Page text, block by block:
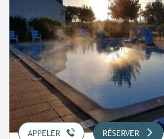
APPELER RÉSERVER